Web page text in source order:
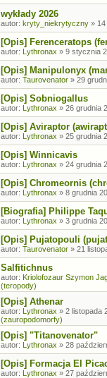
wykłady 2026
autor: kryty_niekrytyczny »
[Opis] Ferenceratops
autor: Lythronax » 9 stycznia
[Opis] Manipulonyx
autor: Taurovenator » 29
[Opis] Sobniogallus
autor: Lythronax » 26 grudnia
[Opis] Aviraptor
autor: Lythronax » 25 grudnia
[Opis] Winnicavis
autor: Lythronax » 24 grudnia
[Opis] Chromeornis
autor: Lythronax » 8 grudnia
[Biografia] Philippe
autor: Lythronax » 3 grudnia
[Opis] Pujatopouli
autor: Taurovenator » 21
Salfitichnus
autor: Kriolofozaur Szymon
(teropody)
[Opis] Athenar
autor: Lythronax » 2 listopada
(zauropodomorfy)
[Opis] "Titanovenator"
autor: Lythronax » 28
[Opis] Formacja El
autor: Lythronax » 27